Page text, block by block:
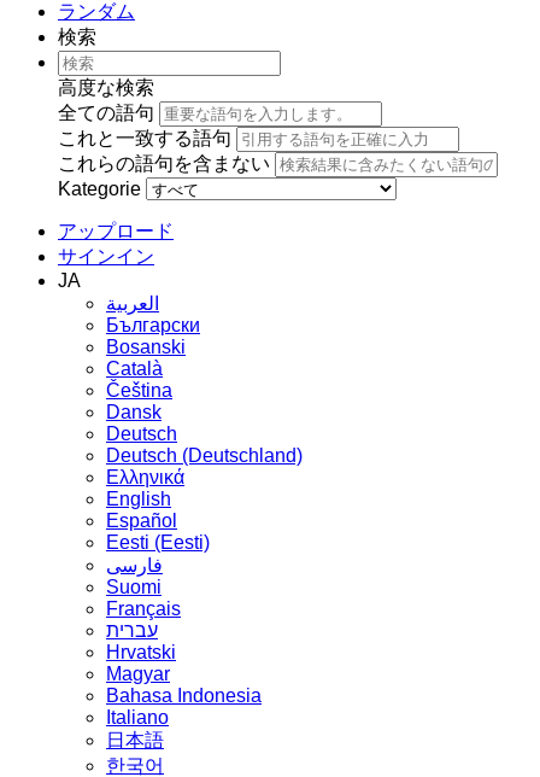
ランダム
検索
高度な検索
全ての語句
これと一致する語句
これらの語句を含まない
Kategorie
アップロード
サインイン
JA
العربية
Български
Bosanski
Сatalà
Čeština
Dansk
Deutsch
Deutsch (Deutschland)
Ελληνικά
English
Español
Eesti (Eesti)
فارسی
Suomi
Français
עברית
Hrvatski
Magyar
Bahasa Indonesia
Italiano
日本語
한국어